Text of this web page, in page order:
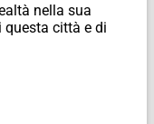
nella sua
questa città e di